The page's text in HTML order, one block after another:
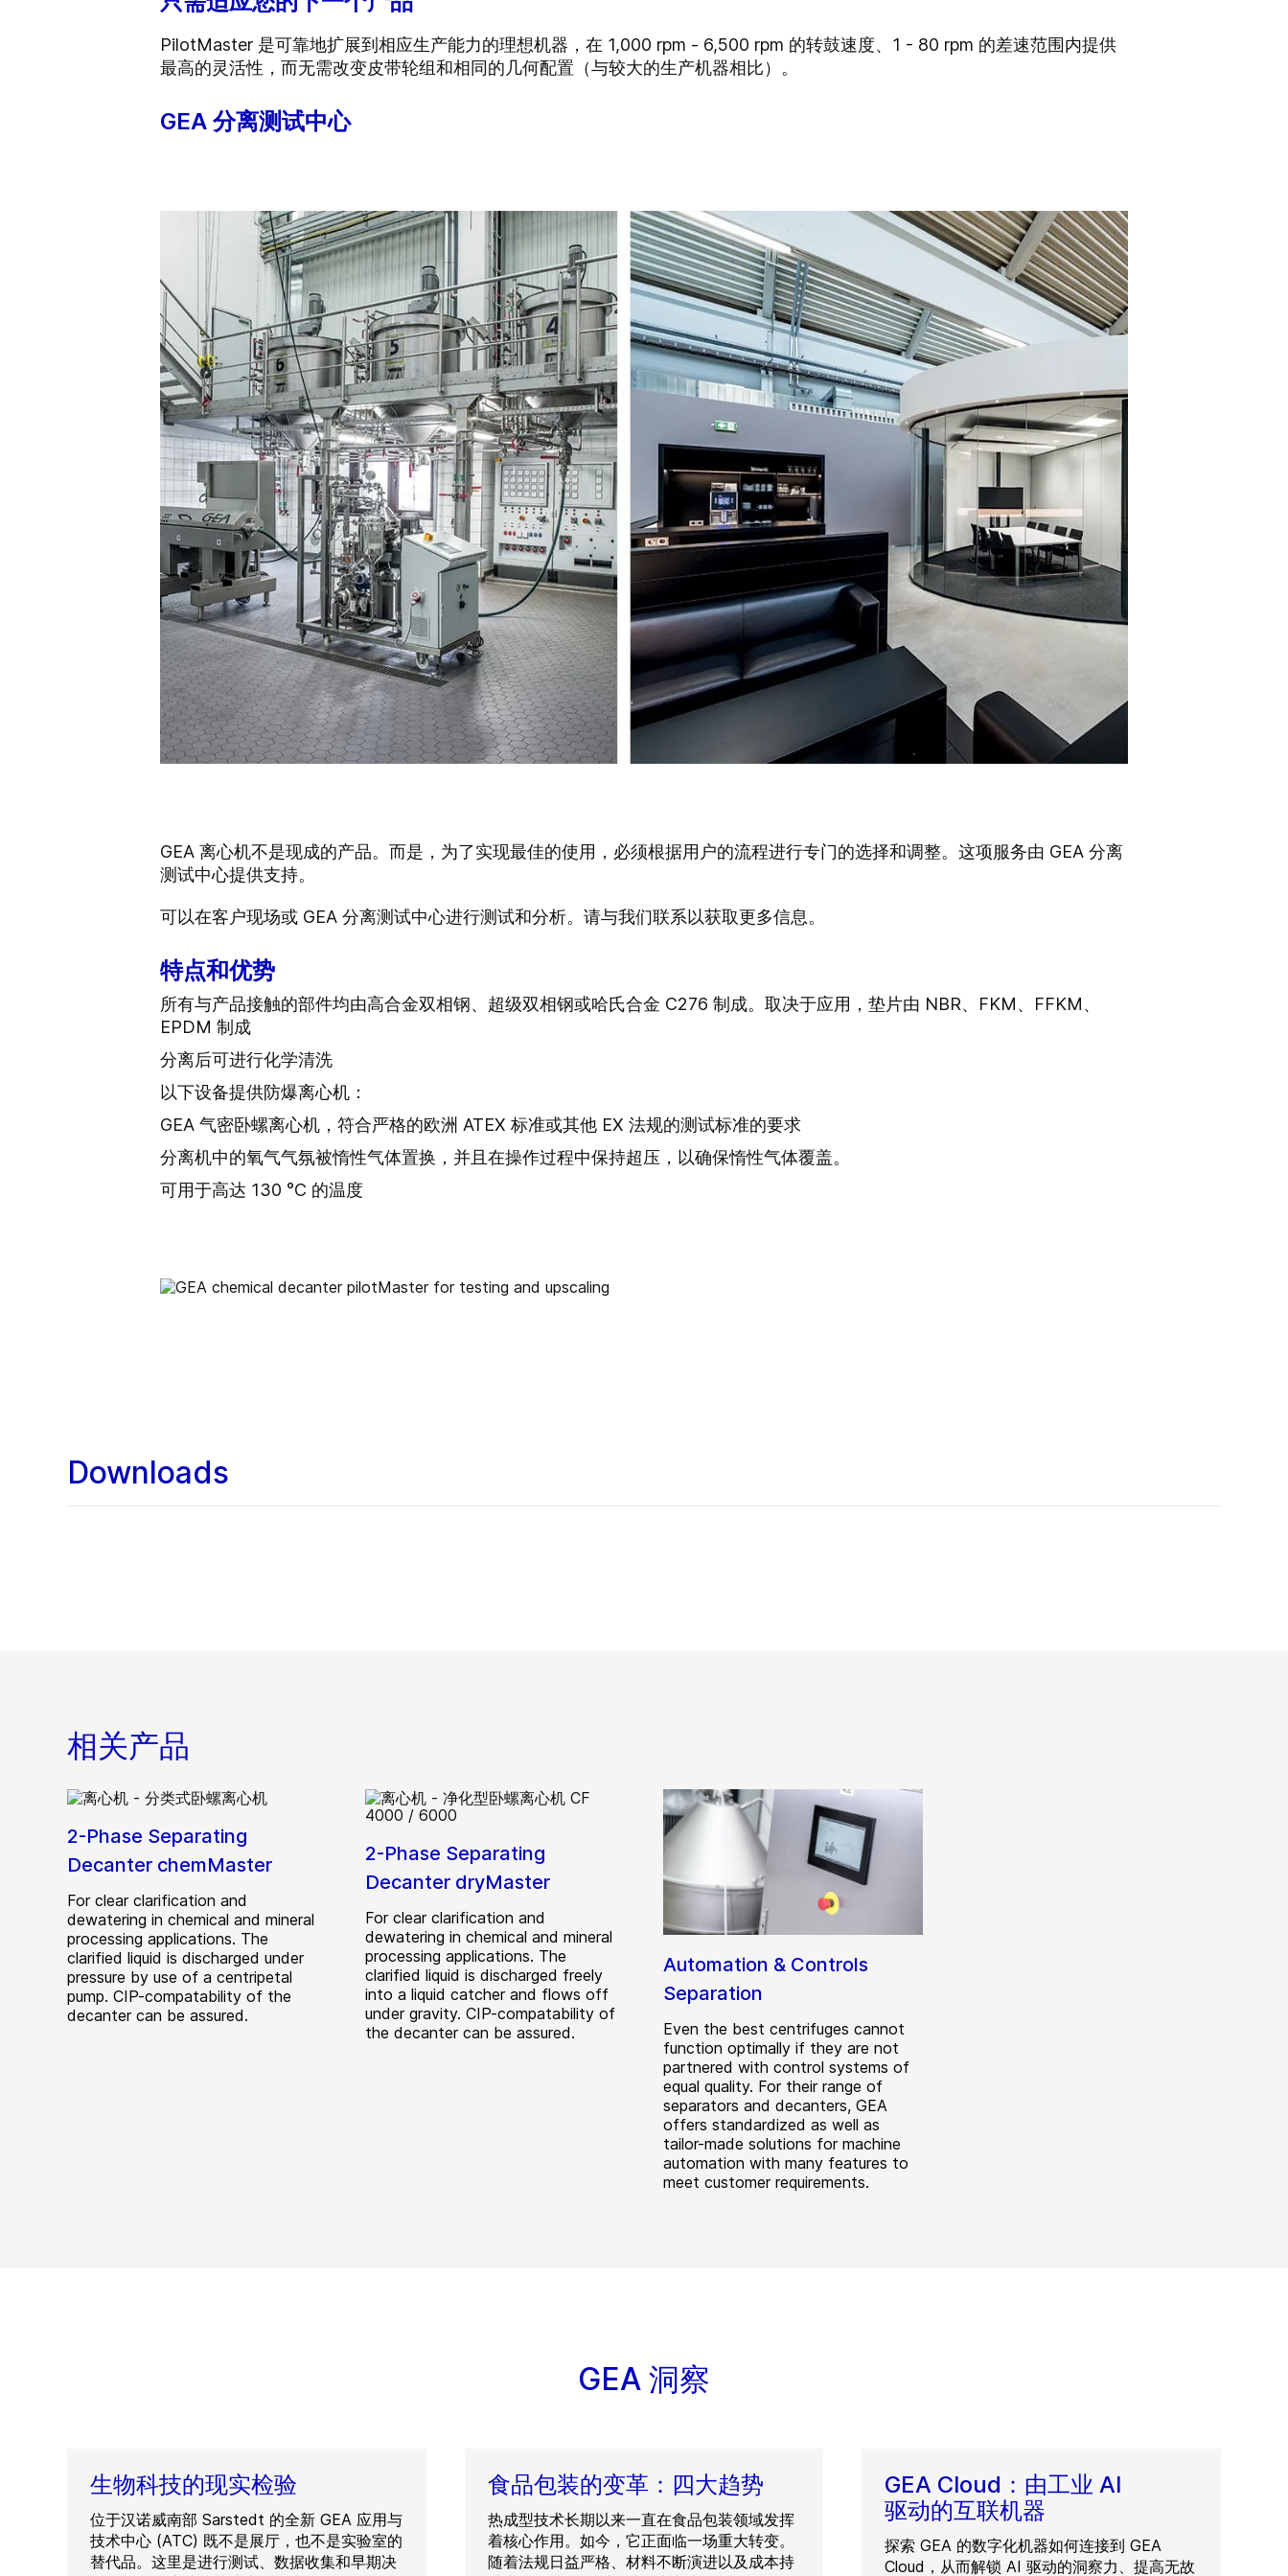
PilotMaster 是可靠地扩展到相应生产能力的理想机器，在 1,000 rpm - 6,500 rpm 的转鼓速度、1 - 80 rpm 的差速范围内提供
最高的灵活性，而无需改变皮带轮组和相同的几何配置（与较大的生产机器相比）。
GEA 分离测试中心
GEA 离心机不是现成的产品。而是，为了实现最佳的使用，必须根据用户的流程进行专门的选择和调整。这项服务由 GEA 分离
测试中心提供支持。
可以在客户现场或 GEA 分离测试中心进行测试和分析。请与我们联系以获取更多信息。
特点和优势
所有与产品接触的部件均由高合金双相钢、超级双相钢或哈氏合金 C276 制成。取决于应用，垫片由 NBR、FKM、FFKM、
EPDM 制成
分离后可进行化学清洗
以下设备提供防爆离心机：
GEA 气密卧螺离心机，符合严格的欧洲 ATEX 标准或其他 EX 法规的测试标准的要求
分离机中的氧气气氛被惰性气体置换，并且在操作过程中保持超压，以确保惰性气体覆盖。
可用于高达 130 °C 的温度
Downloads
相关产品
2-Phase Separating
Decanter chemMaster
For clear clarification and
dewatering in chemical and mineral
processing applications. The
clarified liquid is discharged under
pressure by use of a centripetal
pump. CIP-compatability of the
decanter can be assured.
2-Phase Separating
Decanter dryMaster
For clear clarification and
dewatering in chemical and mineral
processing applications. The
clarified liquid is discharged freely
into a liquid catcher and flows off
under gravity. CIP-compatability of
the decanter can be assured.
Automation & Controls
Separation
Even the best centrifuges cannot
function optimally if they are not
partnered with control systems of
equal quality. For their range of
separators and decanters, GEA
offers standardized as well as
tailor-made solutions for machine
automation with many features to
meet customer requirements.
GEA 洞察
生物科技的现实检验
位于汉诺威南部 Sarstedt 的全新 GEA 应用与
技术中心 (ATC) 既不是展厅，也不是实验室的
替代品。这里是进行测试、数据收集和早期决
食品包装的变革：四大趋势
热成型技术长期以来一直在食品包装领域发挥
着核心作用。如今，它正面临一场重大转变。
随着法规日益严格、材料不断演进以及成本持
GEA Cloud：由工业 AI
驱动的互联机器
探索 GEA 的数字化机器如何连接到 GEA
Cloud，从而解锁 AI 驱动的洞察力、提高无故